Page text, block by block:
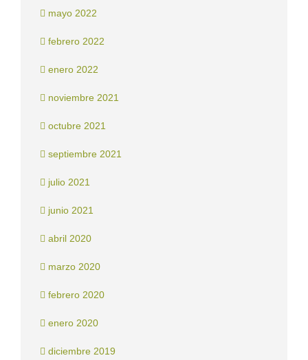
mayo 2022
febrero 2022
enero 2022
noviembre 2021
octubre 2021
septiembre 2021
julio 2021
junio 2021
abril 2020
marzo 2020
febrero 2020
enero 2020
diciembre 2019